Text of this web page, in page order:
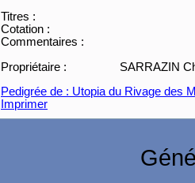
Titres :
Cotation :
Commentaires :
Propriétaire :
SARRAZIN
Pedigrée de : Utopia du Rivage des
Imprimer